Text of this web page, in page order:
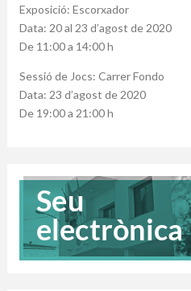
Exposició: Escorxador
Data: 20 al 23 d’agost de 2020
De 11:00 a 14:00 h
Sessió de Jocs: Carrer Fondo
Data: 23 d’agost de 2020
De 19:00 a 21:00 h